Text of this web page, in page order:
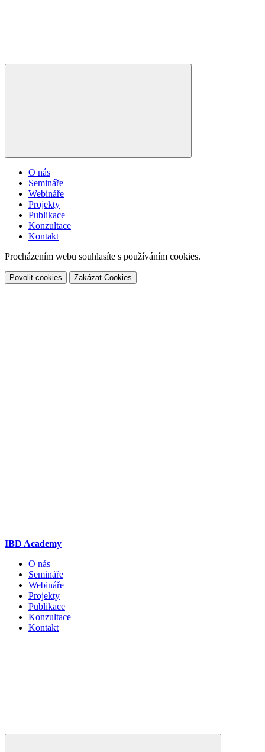
O nás
Semináře
Webináře
Projekty
Publikace
Konzultace
Kontakt
Procházením webu souhlasíte s používáním cookies.
Povolit cookies Zakázat Cookies
IBD Academy
O nás
Semináře
Webináře
Projekty
Publikace
Konzultace
Kontakt